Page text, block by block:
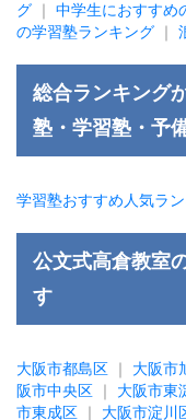
グ ｜ 中学生におすすめ
の学習塾ランキング ｜
総合ランキング
塾・学習塾・予
学習塾おすすめ人気ラ
公文式高倉教室
す
大阪市都島区 ｜ 大阪市
阪市中央区 ｜ 大阪市東
市東成区 ｜ 大阪市淀川